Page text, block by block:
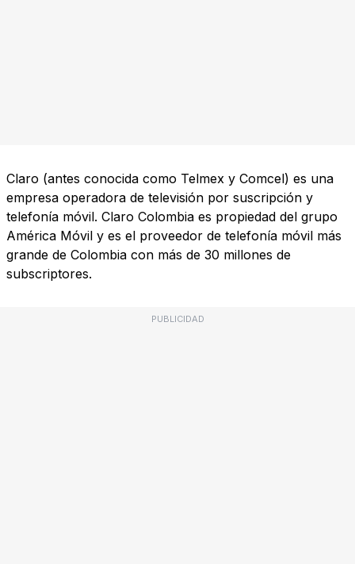
Claro (antes conocida como Telmex y Comcel) es una
empresa operadora de televisión por suscripción y
telefonía móvil. Claro Colombia es propiedad del grupo
América Móvil y es el proveedor de telefonía móvil más
grande de Colombia con más de 30 millones de
subscriptores.
PUBLICIDAD